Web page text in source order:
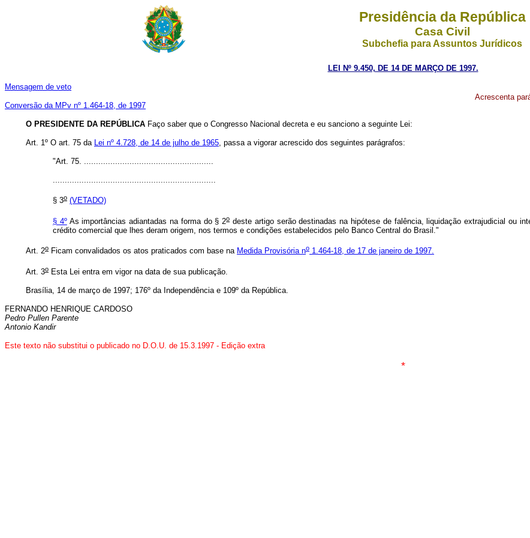
Presidência da República
Casa Civil
Subchefia para Assuntos Jurídicos
LEI Nº 9.450, DE 14 DE MARÇO DE 1997.
Mensagem de veto
Conversão da MPv nº 1.464-18, de 1997
Acrescenta
O PRESIDENTE DA REPÚBLICA Faço saber que o Congresso Nacional decreta e eu sanciono a seguinte Lei:
Art. 1º O art. 75 da Lei nº 4.728, de 14 de julho de 1965, passa a vigorar acrescido dos seguintes parágrafos:
"Art. 75. ......................................................
....................................................................
§ 3o (VETADO)
§ 4ºAs importâncias adiantadas na forma do § 2odeste artigo serão destinadas na hipótese de falência, liquidação extrajudicial ou
crédito comercial que lhes deram origem, nos termos e condições estabelecidos pelo Banco Central do Brasil."
Art. 2o Ficam convalidados os atos praticados com base na Medida Provisória no 1.464-18, de 17 de janeiro de 1997.
Art. 3o Esta Lei entra em vigor na data de sua publicação.
Brasília, 14 de março de 1997; 176º da Independência e 109º da República.
FERNANDO HENRIQUE CARDOSO
Pedro Pullen Parente
Antonio Kandir
Este texto não substitui o publicado no D.O.U. de 15.3.1997 - Edição extra
*